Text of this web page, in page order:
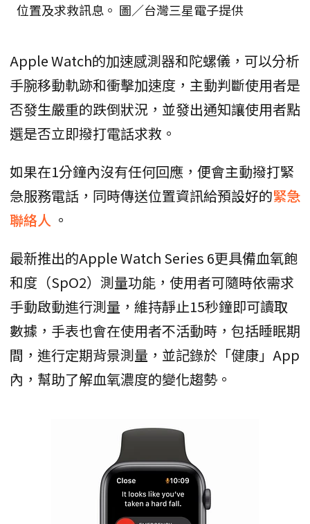
位置及求救訊息。 圖／台灣三星電子提供
Apple Watch的加速感測器和陀螺儀，可以分析
手腕移動軌跡和衝擊加速度，主動判斷使用者是
否發生嚴重的跌倒狀況，並發出通知讓使用者點
選是否立即撥打電話求救。
如果在1分鐘內沒有任何回應，便會主動撥打緊
急服務電話，同時傳送位置資訊給預設好的緊急
聯絡人 。
最新推出的Apple Watch Series 6更具備血氧飽
和度（SpO2）測量功能，使用者可隨時依需求
手動啟動進行測量，維持靜止15秒鐘即可讀取
數據，手表也會在使用者不活動時，包括睡眠期
間，進行定期背景測量，並記錄於「健康」App
內，幫助了解血氧濃度的變化趨勢。